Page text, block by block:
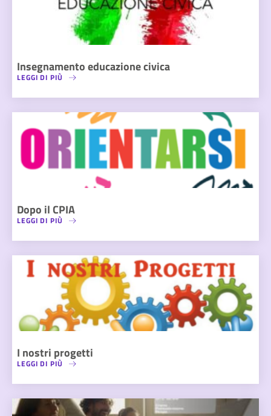
Insegnamento educazione civica
LEGGI DI PIÙ
Dopo il CPIA
LEGGI DI PIÙ
I nostri progetti
LEGGI DI PIÙ